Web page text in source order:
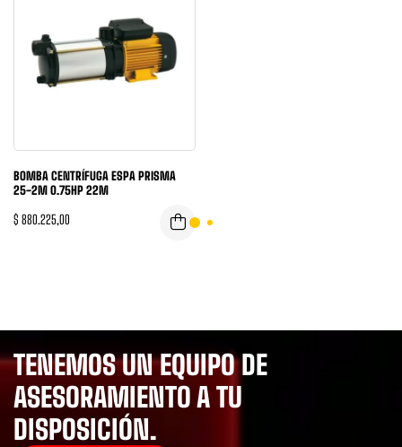
BOMBA CENTRÍFUGA ESPA PRISMA
25-2M 0.75HP 22M
$ 880.225,00
TENEMOS UN EQUIPO DE
ASESORAMIENTO A TU
DISPOSICIÓN.